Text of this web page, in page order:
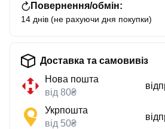
Повернення/обмін:
14 днів (не рахуючи дня покупки)
Доставка та самовивіз
Нова пошта
від 80₴
Укрпошта
від 50₴